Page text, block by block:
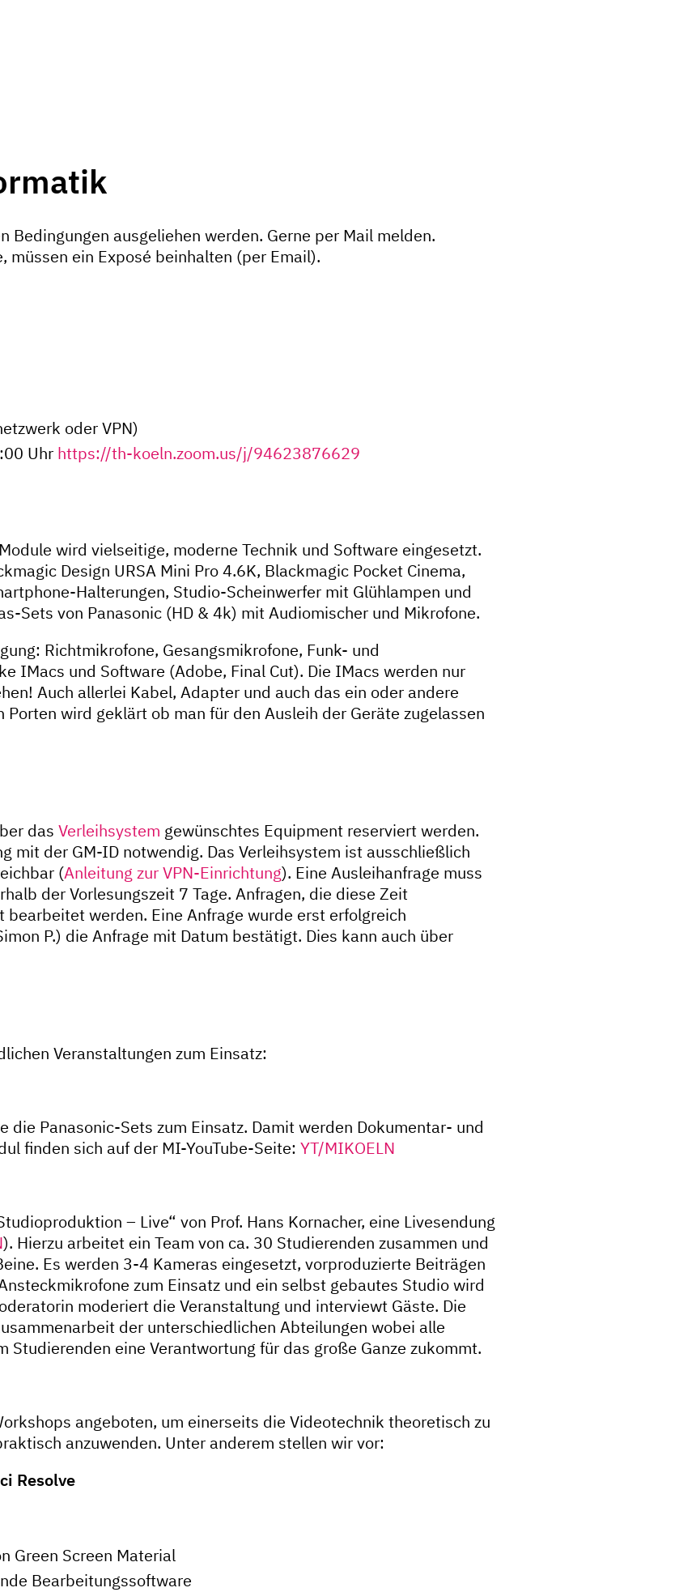
ausgeliehen werden. Gerne per Mail melden.
ein Exposé beinhalten (per Email).
oder VPN)
Uhr https://th-koeln.zoom.us/j/94623876629
wird vielseitige, moderne Technik und Software eingesetzt.
Design URSA Mini Pro 4.6K, Blackmagic Pocket Cinema,
Halterungen, Studio-Scheinwerfer mit Glühlampen und
Sets von Panasonic (HD & 4k) mit Audiomischer und Mikrofone.
Richtmikrofone, Gesangsmikrofone, Funk- und
IMacs und Software (Adobe, Final Cut). Die IMacs werden nur
Auch allerlei Kabel, Adapter und auch das ein oder andere
wird geklärt ob man für den Ausleih der Geräte zugelassen
das Verleihsystem gewünschtes Equipment reserviert werden.
mit der GM-ID notwendig. Das Verleihsystem ist ausschließlich
(Anleitung zur VPN-Einrichtung). Eine Ausleihanfrage muss
der Vorlesungszeit 7 Tage. Anfragen, die diese Zeit
werden. Eine Anfrage wurde erst erfolgreich
P.) die Anfrage mit Datum bestätigt. Dies kann auch über
Veranstaltungen zum Einsatz:
Panasonic-Sets zum Einsatz. Damit werden Dokumentar- und
finden sich auf der MI-YouTube-Seite: YT/MIKOELN
– Live“ von Prof. Hans Kornacher, eine Livesendung
). Hierzu arbeitet ein Team von ca. 30 Studierenden zusammen und
Es werden 3-4 Kameras eingesetzt, vorproduzierte Beiträgen
zum Einsatz und ein selbst gebautes Studio wird
moderiert die Veranstaltung und interviewt Gäste. Die
der unterschiedlichen Abteilungen wobei alle
eine Verantwortung für das große Ganze zukommt.
angeboten, um einerseits die Videotechnik theoretisch zu
anzuwenden. Unter anderem stellen wir vor:
Resolve
Green Screen Material
Bearbeitungssoftware